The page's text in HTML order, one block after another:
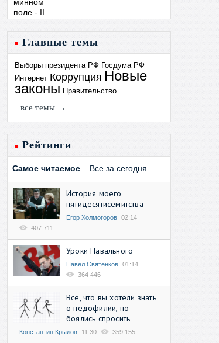
Главные темы
Выборы президента РФ Госдума РФ
Интернет Коррупция Новые
законы Правительство
все темы →
Рейтинги
Самое читаемое Все за сегодня
История моего
пятидесятисемитства
Егор Холмогоров 02:14
407 711
Уроки Навального
Павел Святенков 01:14
364 446
Всё, что вы хотели знать
о педофилии, но
боялись спросить
Константин Крылов 11:30 359 155